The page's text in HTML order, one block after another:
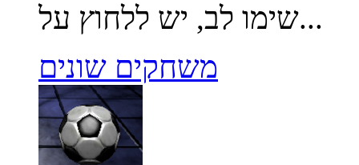
שימו לב, יש ללחוץ על...
משחקים שונים